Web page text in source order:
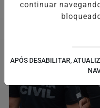
continuar
APÓS DESABILITAR,